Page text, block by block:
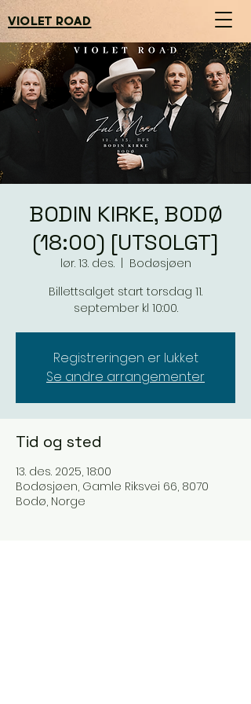
violet road
BODIN KIRKE, BODØ
(18:00) [UTSOLGT]
lør. 13. des.
  |
Bodøsjøen
Billettsalget start torsdag 11.
september kl 10:00.
Registreringen er lukket
Se andre arrangementer
Tid og sted
13. des. 2025, 18:00
Bodøsjøen, Gamle Riksvei 66, 8070
Bodø, Norge